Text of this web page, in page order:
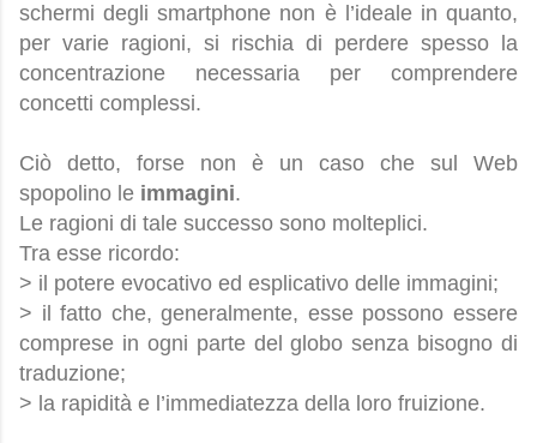
schermi degli smartphone non è l’ideale in quanto,
per varie ragioni, si rischia di perdere spesso la
concentrazione necessaria per comprendere
concetti complessi.
Ciò detto, forse non è un caso che sul Web
spopolino le immagini.
Le ragioni di tale successo sono molteplici.
Tra esse ricordo:
> il potere evocativo ed esplicativo delle immagini;
> il fatto che, generalmente, esse possono essere
comprese in ogni parte del globo senza bisogno di
traduzione;
> la rapidità e l’immediatezza della loro fruizione.